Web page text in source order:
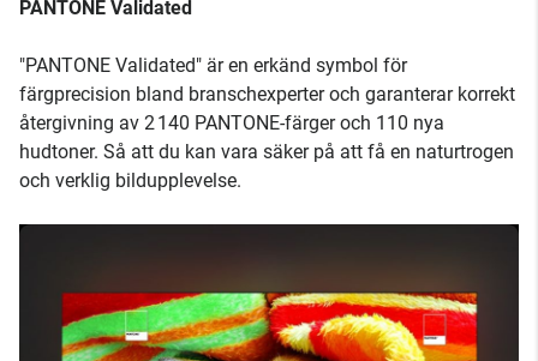
PANTONE Validated
"PANTONE Validated" är en erkänd symbol för
färgprecision bland branschexperter och garanterar korrekt
återgivning av 2 140 PANTONE-färger och 110 nya
hudtoner. Så att du kan vara säker på att få en naturtrogen
och verklig bildupplevelse.